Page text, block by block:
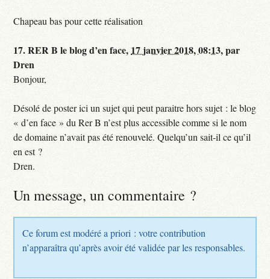
Chapeau bas pour cette réalisation
17.RER B le blog d’en face, 17 janvier 2018, 08:13,par
Dren
Bonjour,
Désolé de poster ici un sujet qui peut paraitre hors sujet : le blog
« d’en face » du Rer B n’est plus accessible comme si le nom
de domaine n’avait pas été renouvelé. Quelqu’un sait-il ce qu’il
en est ?
Dren.
Un message, un commentaire ?
Ce forum est modéré a priori : votre contribution
n’apparaîtra qu’après avoir été validée par les responsables.